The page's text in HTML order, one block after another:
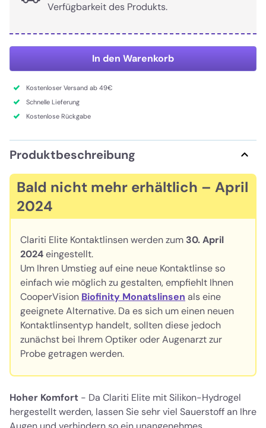
Verfügbarkeit des Produkts.
In den Warenkorb
Kostenloser Versand ab 49€
Schnelle Lieferung
Kostenlose Rückgabe
Produktbeschreibung
Bald nicht mehr erhältlich – April
2024
Clariti Elite Kontaktlinsen werden zum 30. April
2024eingestellt.
Um Ihren Umstieg auf eine neue Kontaktlinse so
einfach wie möglich zu gestalten, empfiehlt Ihnen
CooperVision Biofinity Monatslinsen als eine
geeignete Alternative. Da es sich um einen neuen
Kontaktlinsentyp handelt, sollten diese jedoch
zunächst bei Ihrem Optiker oder Augenarzt zur
Probe getragen werden.
Hoher Komfort - Da Clariti Elite mit Silikon-Hydrogel
hergestellt werden, lassen Sie sehr viel Sauerstoff an Ihre